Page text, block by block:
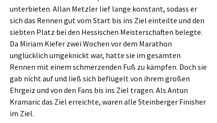
unterbieten. Allan Metzler lief lange konstant, sodass er
sich das Rennen gut vom Start bis ins Ziel einteilte und den
siebten Platz bei den Hessischen Meisterschaften belegte.
Da Miriam Kiefer zwei Wochen vor dem Marathon
unglücklich umgeknickt war, hatte sie im gesamten
Rennen mit einem schmerzenden Fuß zu kämpfen. Doch sie
gab nicht auf und ließ sich beflügelt von ihrem großen
Ehrgeiz und von den Fans bis ins Ziel tragen. Als Antun
Kramaric das Ziel erreichte, waren alle Steinberger Finisher
im Ziel.